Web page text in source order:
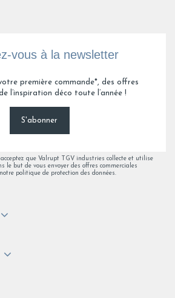
vous à la newsletter
première commande*, des offres
l’inspiration déco toute l’année !
S'abonner
que Valrupt TGV industries collecte et utilise
le but de vous envoyer des offres commerciales
politique de protection des données.